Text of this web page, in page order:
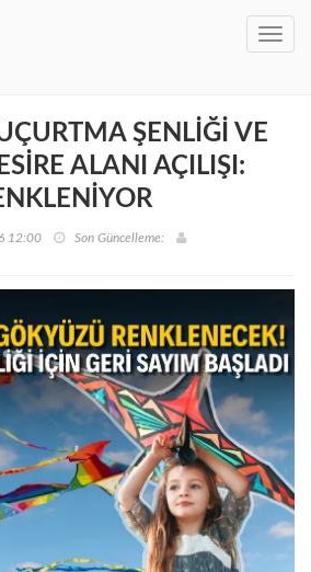
ŞENLİĞİ VE
ALANI AÇILIŞI:
12:00 Son Güncelleme: